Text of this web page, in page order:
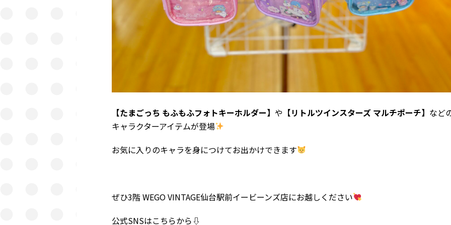
【たまごっち もふもふフォトキーホルダー】 や 【リトルツインスターズ マルチポーチ】 など
キャラクターアイテムが登場
お気に入りのキャラを身につけてお出かけできます
ぜひ3階 WEGO VINTAGE仙台駅前イービーンズ店にお越しください
公式SNSはこちらから⇩